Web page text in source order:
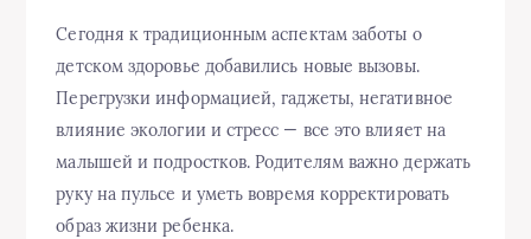
Сегодня к традиционным аспектам заботы о
детском здоровье добавились новые вызовы.
Перегрузки информацией, гаджеты, негативное
влияние экологии и стресс — все это влияет на
малышей и подростков. Родителям важно держать
руку на пульсе и уметь вовремя корректировать
образ жизни ребенка.